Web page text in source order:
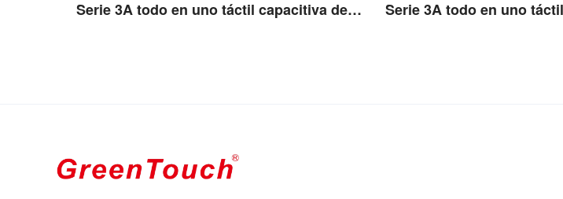
Serie 3A todo en uno táctil capacitiva de 23,6''